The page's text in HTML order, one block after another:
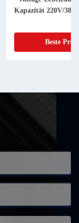
Kapazität 220V/
Beste